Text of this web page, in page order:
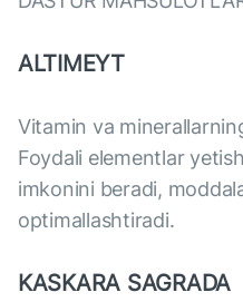
ALTIMEYT
Vitamin va
Foydali elementlar
imkonini beradi,
optimallashtiradi.
KASKARA SAGRADA